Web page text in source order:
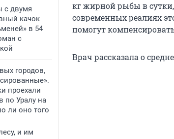
с двумя
качок
в 54
с
городов,
проехали
по Уралу на
ли оно того
и им
кг жирной рыбы в
современных реалиях
помогут
Врач рассказала о